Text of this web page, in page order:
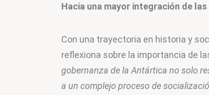
Hacia una mayor integración de
Con una trayectoria en historia y
reflexiona sobre la importancia de
gobernanza de la Antártica no solo
a un complejo proceso de